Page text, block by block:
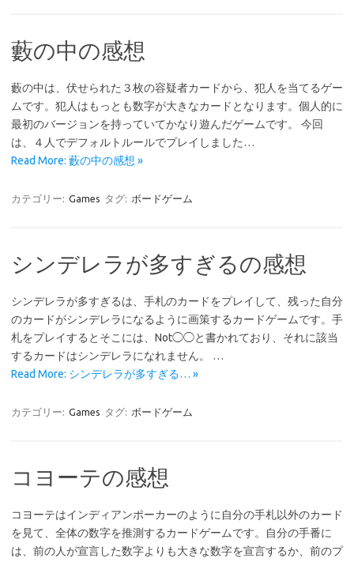
藪の中の感想
藪の中は、伏せられた３枚の容疑者カードから、犯人を当てるゲー
ムです。犯人はもっとも数字が大きなカードとなります。個人的に
最初のバージョンを持っていてかなり遊んだゲームです。 今回
は、４人でデフォルトルールでプレイしました…
Read More: 藪の中の感想 »
カテゴリー: Games タグ: ボードゲーム
シンデレラが多すぎるの感想
シンデレラが多すぎるは、手札のカードをプレイして、残った自分
のカードがシンデレラになるように画策するカードゲームです。手
札をプレイするとそこには、Not◯◯と書かれており、それに該当
するカードはシンデレラになれません。 …
Read More: シンデレラが多すぎる… »
カテゴリー: Games タグ: ボードゲーム
コヨーテの感想
コヨーテはインディアンポーカーのように自分の手札以外のカード
を見て、全体の数字を推測するカードゲームです。自分の手番に
は、前の人が宣言した数字よりも大きな数字を宣言するか、前のプ